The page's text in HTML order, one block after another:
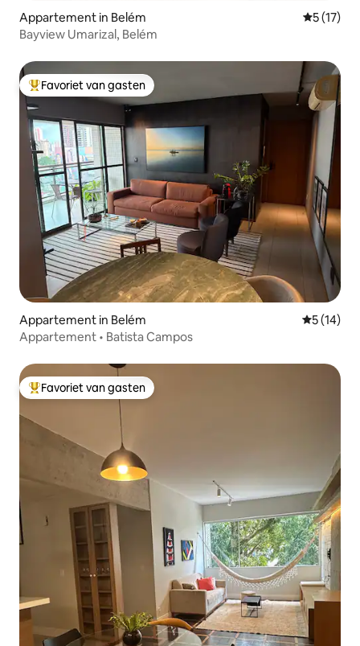
Appartement in Belém
5 (17)
Bayview Umarizal, Belém
Topfavoriet van gasten
Favoriet van gasten
Appartement in Belém
5 (14)
Appartement • Batista Campos
Topfavoriet van gasten
Favoriet van gasten